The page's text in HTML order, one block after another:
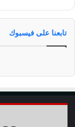
ر
و
ا
ا
ت
و
تابعنا على فيسبوك